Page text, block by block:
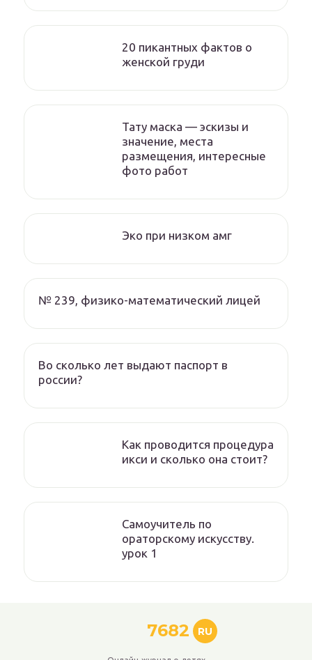
20 пикантных фактов о
женской груди
Тату маска — эскизы и
значение, места
размещения, интересные
фото работ
Эко при низком амг
№ 239, физико-математический лицей
Во сколько лет выдают паспорт в
россии?
Как проводится процедура
икси и сколько она стоит?
Самоучитель по
ораторскому искусству.
урок 1
7682 RU